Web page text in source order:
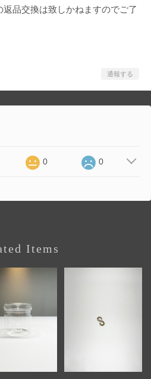
品交換は致しかねますのでご了
通報する
0 0
Items